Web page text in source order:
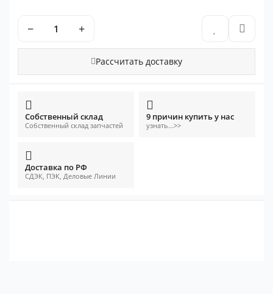
− +
Рассчитать доставку
Собственный склад
Собственный склад запчастей
9 причин купить у нас
узнать...>>
Доставка по РФ
СДЭК, ПЭК, Деловые Линии